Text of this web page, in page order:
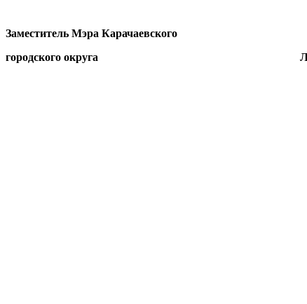
Заместитель Мэра Карачаевского
городского округа Л.М.